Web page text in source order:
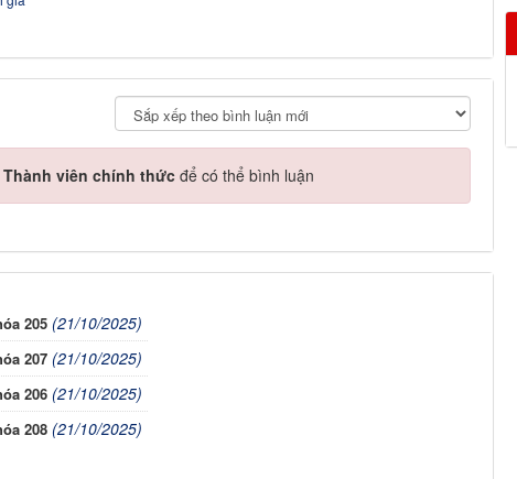
Thành viên chính thức để có thể bình luận
205 (21/10/2025)
207 (21/10/2025)
206 (21/10/2025)
208 (21/10/2025)